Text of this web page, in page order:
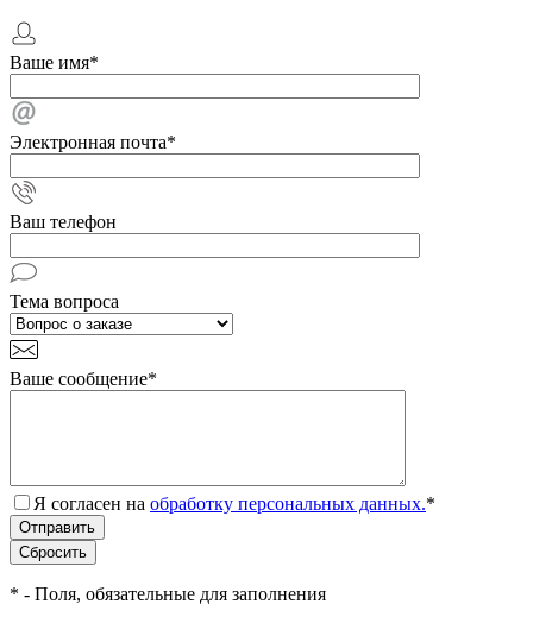
Ваше имя*
Электронная почта*
Ваш телефон
Тема вопроса
Ваше сообщение*
Я согласен на обработку персональных данных.*
* - Поля, обязательные для заполнения